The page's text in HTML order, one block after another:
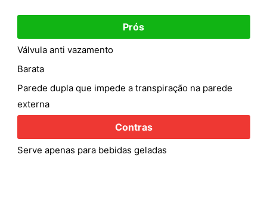
Prós
Válvula anti vazamento
Barata
Parede dupla que impede a transpiração na parede
externa
Contras
Serve apenas para bebidas geladas